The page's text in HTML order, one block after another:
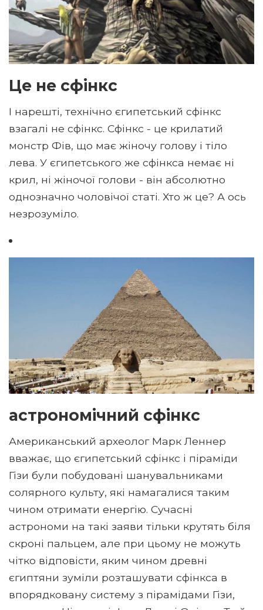
Це не сфінкс
І нарешті, технічно єгипетський сфінкс
взагалі не сфінкс. Сфінкс - це крилатий
монстр Фів, що має жіночу голову і тіло
лева. У єгипетського же сфінкса немає ні
крил, ні жіночої голови - він абсолютно
однозначно чоловічої статі. Хто ж це? А ось
незрозуміло.
астрономічний сфінкс
Американський археолог Марк Леннер
вважає, що єгипетський сфінкс і піраміди
Гізи були побудовані шанувальниками
солярного культу, які намагалися таким
чином отримати енергію. Сучасні
астрономи на такі заяви тільки крутять біля
скроні пальцем, але при цьому не можуть
чітко відповісти, яким чином древні
єгиптяни зуміли розташувати сфінкса в
впорядковану систему з пірамідами Гізи,